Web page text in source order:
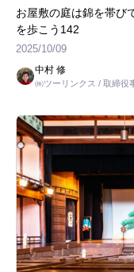
お屋敷の庭は錦を帯び
を歩こう142
2025/10/09
中村 修
㈱ツーリンクス / 取締役